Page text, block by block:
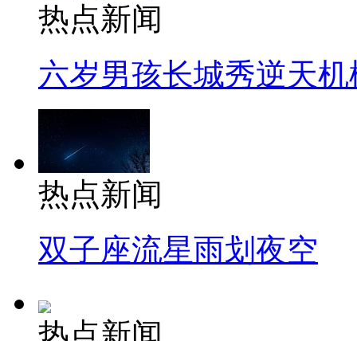
热点新闻
六岁男孩长城秀逆天机
热点新闻
双子座流星雨划夜空
热点新闻